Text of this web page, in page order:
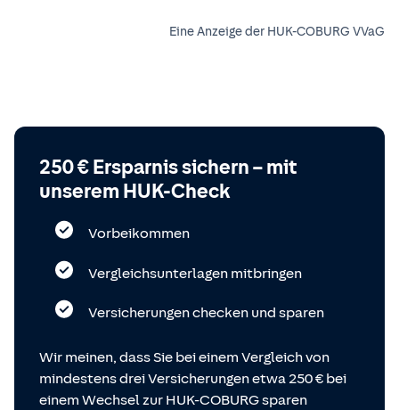
Eine Anzeige der HUK-COBURG VVaG
250 € Ersparnis sichern – mit
unserem HUK-Check
Vorbeikommen
Vergleichsunterlagen mitbringen
Versicherungen checken und sparen
Wir meinen, dass Sie bei einem Vergleich von
mindestens drei Versicherungen etwa 250 € bei
einem Wechsel zur HUK-COBURG sparen